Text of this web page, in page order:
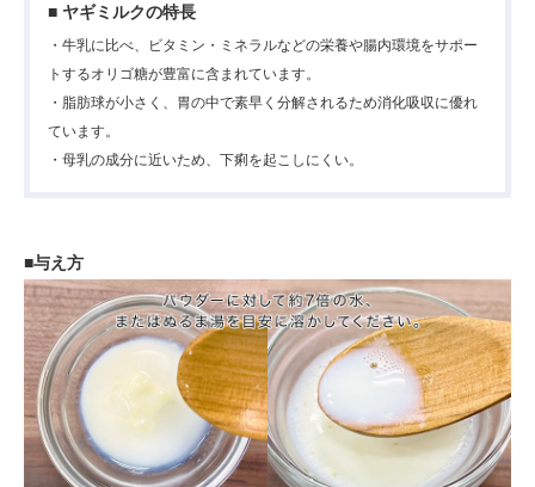
■ ヤギミルクの特長
・牛乳に比べ、ビタミン・ミネラルなどの栄養や腸内環境をサポー
トするオリゴ糖が豊富に含まれています。
・脂肪球が小さく、胃の中で素早く分解されるため消化吸収に優れ
ています。
・母乳の成分に近いため、下痢を起こしにくい。
■与え方